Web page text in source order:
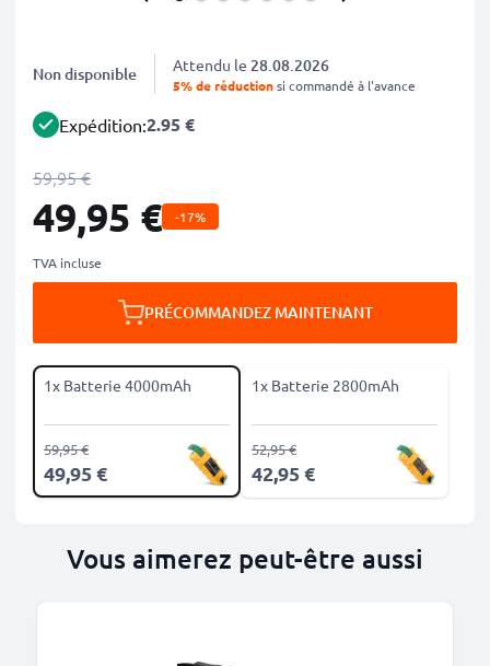
Non disponible Attendu le 28.08.2026
5% de réductionsi commandé à l'avance
Expédition:2.95 €
59,95 €
49,95 € -17%
TVA incluse
PRÉCOMMANDEZ MAINTENANT
1x Batterie 4000mAh
49,95 €
59,95 €
1x Batterie 2800mAh
42,95 €
52,95 €
Vous aimerez peut-être aussi